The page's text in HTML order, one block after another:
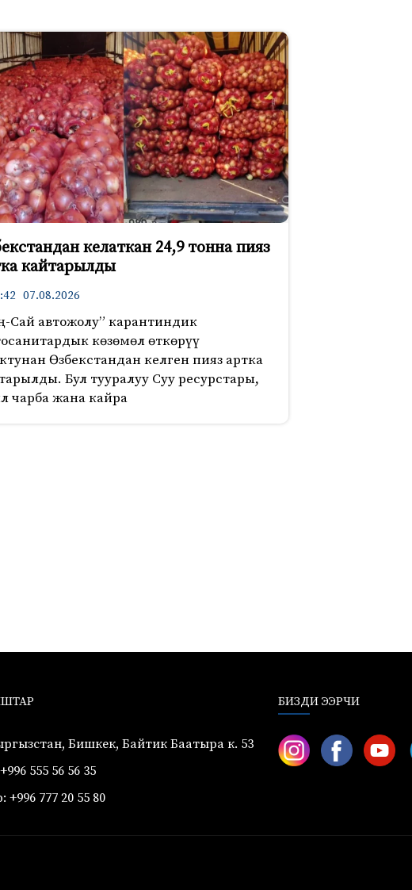
келаткан 24,9 тонна пияз
кайтарылды
07.08.2026
Сай автожолу” карантиндик
көзөмөл өткөрүү
Өзбекстандан келген пияз артка
Бул тууралуу Суу ресурстары,
чарба жана кайра
Бишкек, Байтик Баатыра к. 53
555 56 56 35
+996 777 20 55 80
БИЗДИ ЭЭРЧИ